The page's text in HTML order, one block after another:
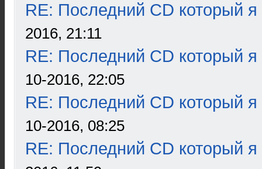
RE: Последний CD который я
2016, 21:11
RE: Последний CD который я
10-2016, 22:05
RE: Последний CD который я
10-2016, 08:25
RE: Последний CD который я